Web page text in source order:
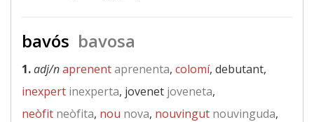
bavós bavosa
1.adj/naprenentaprenenta, colomí, debutant,
inexpert inexperta, jovenet joveneta,
neòfit neòfita, nou nova, nouvingut nouvinguda,